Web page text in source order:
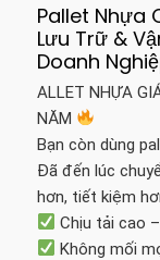
Pallet Nhựa
Lưu Trữ &
Doanh
ALLET NHỰA
NĂM
Bạn còn dùng
Đã đến lúc
hơn, tiết kiệm
Chịu tải cao
Không mối